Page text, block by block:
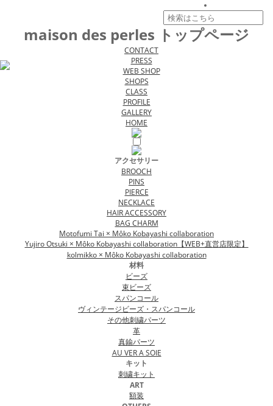
maison des perles トップページ
CONTACT
PRESS
WEB SHOP
SHOPS
CLASS
PROFILE
GALLERY
HOME
アクセサリー
BROOCH
PINS
PIERCE
NECKLACE
HAIR ACCESSORY
BAG CHARM
Motofumi Tai × Môko Kobayashi collaboration
Yujiro Otsuki × Môko Kobayashi collaboration【WEB+直営店限定】
kolmikko × Môko Kobayashi collaboration
材料
ビーズ
束ビーズ
スパンコール
ヴィンテージビーズ・スパンコール
その他刺繍パーツ
革
真鍮パーツ
AU VER A SOIE
キット
刺繍キット
ART
額装